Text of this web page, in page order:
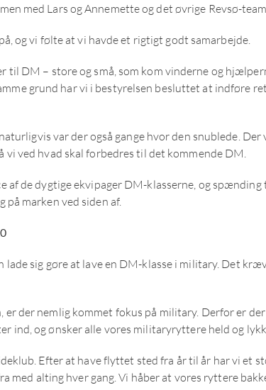
med Lars og Annemette og det øvrige Revsø-
og vi følte at vi havde et rigtigt godt samarbejde.
til DM – store og små, som kom vinderne og
grund har vi i bestyrelsen besluttet at indføre
var der også gange hvor den snublede.
vi ved hvad skal forbedres til det kommende DM.
af de dygtige ekvipager DM-klasserne, og
marken ved siden af.
lade sig gøre at lave en DM-klasse i military. Det
der nemlig kommet fokus på military. Derfor er
ind, og ønsker alle vores militaryryttere held og
Efter at have flyttet sted fra år til år har vi et
med alting hver gang. Vi håber at vores ryttere